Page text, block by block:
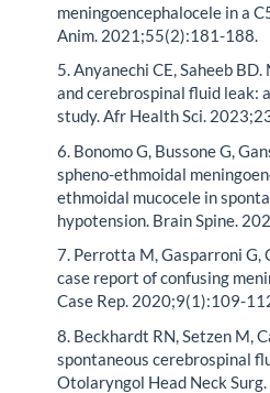
meningoencephalocele in a
Anim. 2021;55(2):181-188.
5. Anyanechi CE, Saheeb
and cerebrospinal fluid leak:
study. Afr Health Sci.
6. Bonomo G, Bussone G,
spheno-ethmoidal
ethmoidal mucocele in
hypotension. Brain Spine.
7. Perrotta M, Gasparroni G,
case report of confusing
Case Rep. 2020;9(1):109-
8. Beckhardt RN, Setzen M,
spontaneous cerebrospinal
Otolaryngol Head Neck